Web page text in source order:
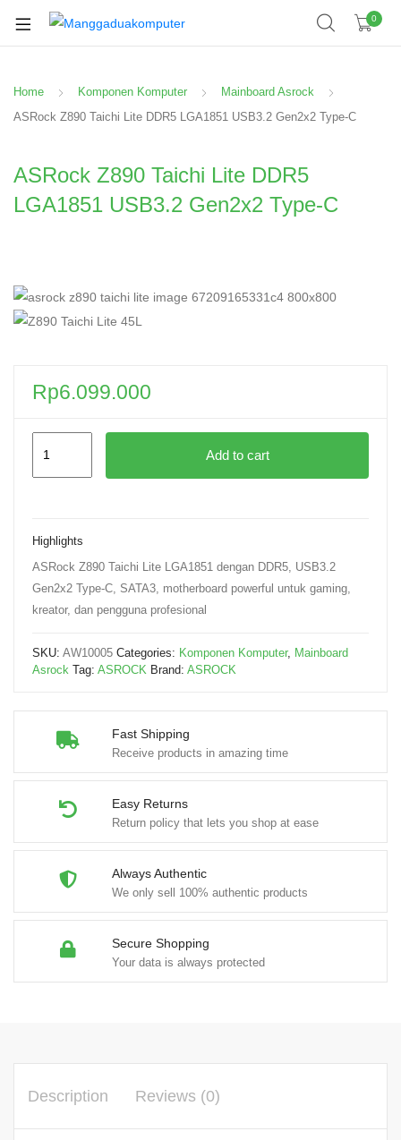
0
Home Komponen Komputer
Mainboard Asrock
ASRock Z890 Taichi Lite DDR5 LGA1851 USB3.2 Gen2x2 Type-C
ASRock Z890 Taichi Lite DDR5
LGA1851 USB3.2 Gen2x2 Type-C
Fast Shipping
Receive products in amazing time
Easy Returns
Return policy that lets you shop at ease
Always Authentic
We only sell 100% authentic products
Secure Shopping
Your data is always protected
Rp6.099.000
Add to cart
Highlights
ASRock Z890 Taichi Lite LGA1851 dengan DDR5, USB3.2
Gen2x2 Type-C, SATA3, motherboard powerful untuk gaming,
kreator, dan pengguna profesional
SKU: AW10005 Categories: Komponen Komputer, Mainboard
Asrock Tag: ASROCK Brand: ASROCK
Description Reviews (0)